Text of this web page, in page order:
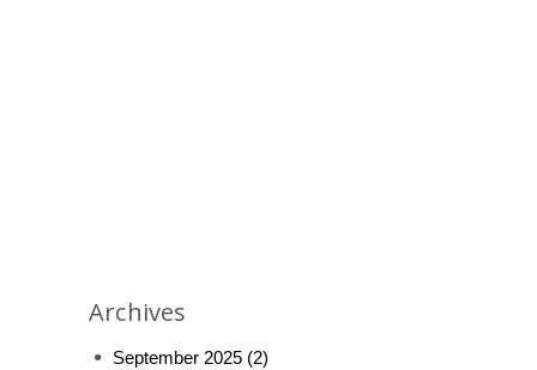
Archives
September 2025 (2)